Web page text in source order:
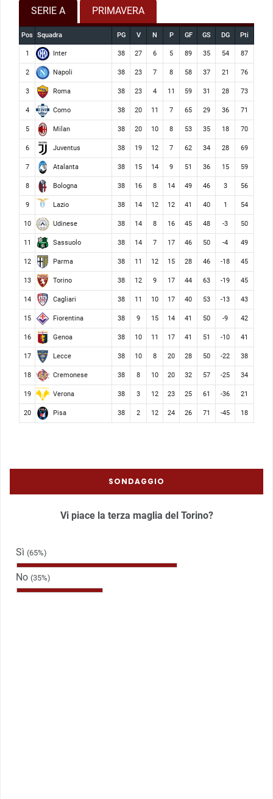
SERIE A PRIMAVERA
Pos Squadra PG V N P GF GS DG Pti
1 Inter 38 27 6 5 89 35 54 87
2 Napoli 38 23 7 8 58 37 21 76
3 Roma 38 23 4 11 59 31 28 73
4 Como 38 20 11 7 65 29 36 71
5 Milan 38 20 10 8 53 35 18 70
6 Juventus 38 19 12 7 62 34 28 69
7 Atalanta 38 15 14 9 51 36 15 59
8 Bologna 38 16 8 14 49 46 3 56
9 Lazio 38 14 12 12 41 40 1 54
10 Udinese 38 14 8 16 45 48 -3 50
11 Sassuolo 38 14 7 17 46 50 -4 49
12 Parma 38 11 12 15 28 46 -18 45
13 Torino 38 12 9 17 44 63 -19 45
14 Cagliari 38 11 10 17 40 53 -13 43
15 Fiorentina 38 9 15 14 41 50 -9 42
16 Genoa 38 10 11 17 41 51 -10 41
17 Lecce 38 10 8 20 28 50 -22 38
18 Cremonese 38 8 10 20 32 57 -25 34
19 Verona 38 3 12 23 25 61 -36 21
20 Pisa 38 2 12 24 26 71 -45 18
SONDAGGIO
Vi piace la terza maglia del Torino?
Sì (65%)
No (35%)